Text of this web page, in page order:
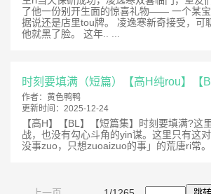
了他一份别开生面的惊喜礼物—— 一个某宝
据说还是店里tou牌。 凌逸寒新奇接受，可
他就黑了脸。 这年.. ...
时刻要填满（短篇）【高H纯rou】【
作者： 黄色鸭鸭
更新时间： 2025-12-24
【高H】【BL】【短篇集】时刻要填满?这
战，也没有勾心斗角的yin谋。这里只有这
没事zuo，只想zuoaizuo的事」的荒唐ri常。